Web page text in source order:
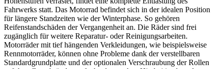
Fahrwerks statt. Das Motorrad befindet sich in der idealen Position
für längere Standzeiten wie der Winterphase. So gehören
Reifenstandschäden der Vergangenheit an. Die Räder sind frei
zugänglich für weitere Reparatur- oder Reinigungsarbeiten.
Motorräder mit tief hängenden Verkleidungen, wie beispielsweise
Rennmotorräder, können ohne Probleme dank der verstellbaren
Standardgrundplatte und der optionalen Verschraubung der Rollen